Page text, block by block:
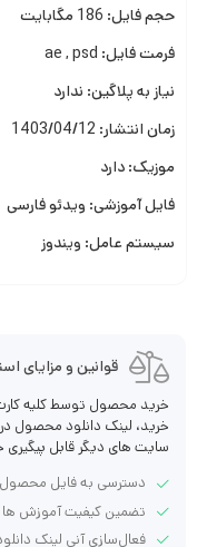
حجم فایل: 186 مگابایت
فرمت فایل: ae , psd
نیاز به پلاگین: ندارد
زمان انتشار: 1403/04/12
موزیک: دارد
فایل آموزشی: ویدئو فارسی
سیستم عامل: ویندوز
قوانین و مزایای
خرید محصول توسط کلیه
خرید، لینک دانلود محصول
سایت های دیگر قابل
دسترسی به فایل محصول
تضمین کیفیت آموزش ها
فعال‌سازی آنی لینک